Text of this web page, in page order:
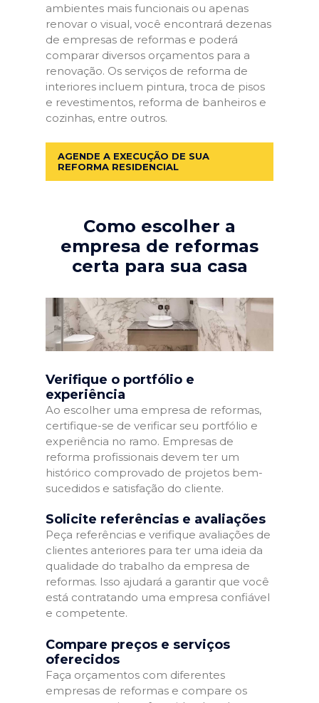
ambientes mais funcionais ou apenas
renovar o visual, você encontrará dezenas
de empresas de reformas e poderá
comparar diversos orçamentos para a
renovação. Os serviços de reforma de
interiores incluem pintura, troca de pisos
e revestimentos, reforma de banheiros e
cozinhas, entre outros.
AGENDE A EXECUÇÃO DE SUA
REFORMA RESIDENCIAL
Como escolher a
empresa de reformas
certa para sua casa
Verifique o portfólio e
experiência
Ao escolher uma empresa de reformas,
certifique-se de verificar seu portfólio e
experiência no ramo. Empresas de
reforma profissionais devem ter um
histórico comprovado de projetos bem-
sucedidos e satisfação do cliente.
Solicite referências e avaliações
Peça referências e verifique avaliações de
clientes anteriores para ter uma ideia da
qualidade do trabalho da empresa de
reformas. Isso ajudará a garantir que você
está contratando uma empresa confiável
e competente.
Compare preços e serviços
oferecidos
Faça orçamentos com diferentes
empresas de reformas e compare os